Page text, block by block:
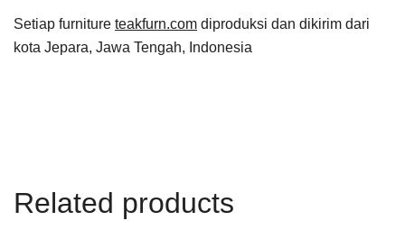
Setiap furniture teakfurn.com diproduksi dan dikirim dari
kota Jepara, Jawa Tengah, Indonesia
Related products